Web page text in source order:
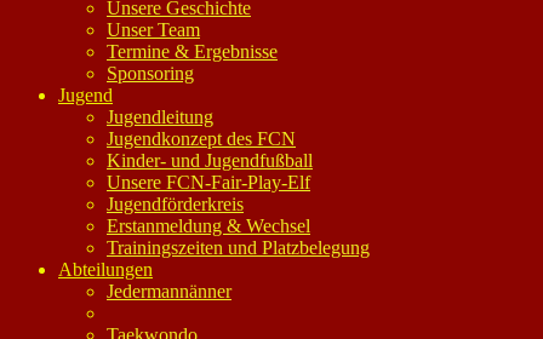
Unsere Geschichte
Unser Team
Termine & Ergebnisse
Sponsoring
Jugend
Jugendleitung
Jugendkonzept des FCN
Kinder- und Jugendfußball
Unsere FCN-Fair-Play-Elf
Jugendförderkreis
Erstanmeldung & Wechsel
Trainingszeiten und Platzbelegung
Abteilungen
Jedermannänner
Taekwondo